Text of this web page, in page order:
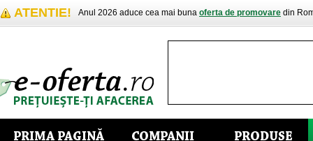
ATENTIE! Anul 2026 aduce cea mai buna oferta de promovare din